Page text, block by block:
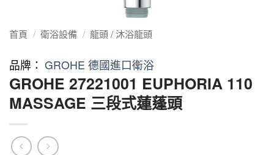
首頁 / 衛浴設備 / 龍頭 / 沐浴龍頭
品牌： GROHE 德國進口衛浴
GROHE 27221001 EUPHORIA 110
MASSAGE 三段式蓮蓬頭